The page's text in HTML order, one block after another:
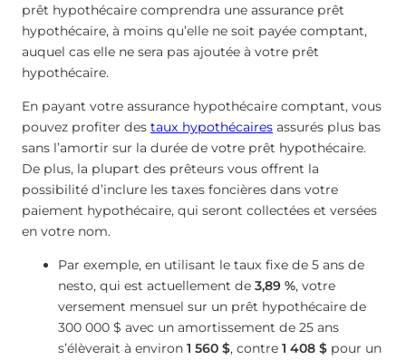
prêt hypothécaire comprendra une assurance prêt
hypothécaire, à moins qu’elle ne soit payée comptant,
auquel cas elle ne sera pas ajoutée à votre prêt
hypothécaire.
En payant votre assurance hypothécaire comptant, vous
pouvez profiter des taux hypothécaires assurés plus bas
sans l’amortir sur la durée de votre prêt hypothécaire.
De plus, la plupart des prêteurs vous offrent la
possibilité d’inclure les taxes foncières dans votre
paiement hypothécaire, qui seront collectées et versées
en votre nom.
Par exemple, en utilisant le taux fixe de 5 ans de
nesto, qui est actuellement de 3,89 %, votre
versement mensuel sur un prêt hypothécaire de
300 000 $ avec un amortissement de 25 ans
s’élèverait à environ 1 560 $, contre 1 408 $ pour un